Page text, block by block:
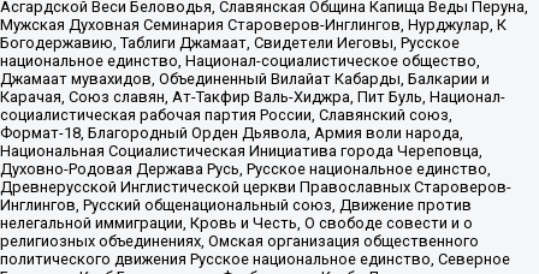
Асгардской Веси Беловодья, Славянская Община Капища Веды Перуна,
Мужская Духовная Семинария Староверов-Инглингов, Нурджулар, К
Богодержавию, Таблиги Джамаат, Свидетели Иеговы, Русское
национальное единство, Национал-социалистическое общество,
Джамаат мувахидов, Объединенный Вилайат Кабарды, Балкарии и
Карачая, Союз славян, Ат-Такфир Валь-Хиджра, Пит Буль, Национал-
социалистическая рабочая партия России, Славянский союз,
Формат-18, Благородный Орден Дьявола, Армия воли народа,
Национальная Социалистическая Инициатива города Череповца,
Духовно-Родовая Держава Русь, Русское национальное единство,
Древнерусской Инглистической церкви Православных Староверов-
Инглингов, Русский общенациональный союз, Движение против
нелегальной иммиграции, Кровь и Честь, О свободе совести и о
религиозных объединениях, Омская организация общественного
политического движения Русское национальное единство, Северное